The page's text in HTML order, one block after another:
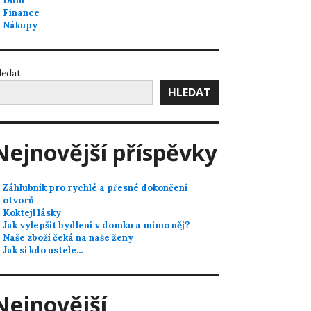
Finance
Nákupy
HLEDAT
příspěvky
Záhlubník pro rychlé a přesné dokončení
otvorů
Koktejl lásky
Jak vylepšit bydlení v domku a mimo něj?
Naše zboží čeká na naše ženy
Jak si kdo ustele…